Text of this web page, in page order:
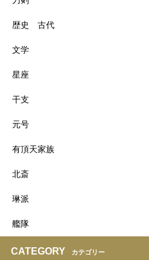
歴史 古代
文学
星座
干支
元号
有頂天家族
北斎
琳派
艦隊
CATEGORY カテゴリー